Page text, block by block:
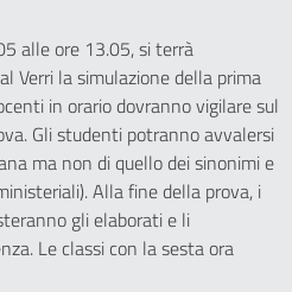
alle ore 13.05, si terrà
Verri la simulazione della prima
in orario dovranno vigilare sul
Gli studenti potranno avvalersi
ma non di quello dei sinonimi e
Alla fine della prova, i
gli elaborati e li
Le classi con la sesta ora